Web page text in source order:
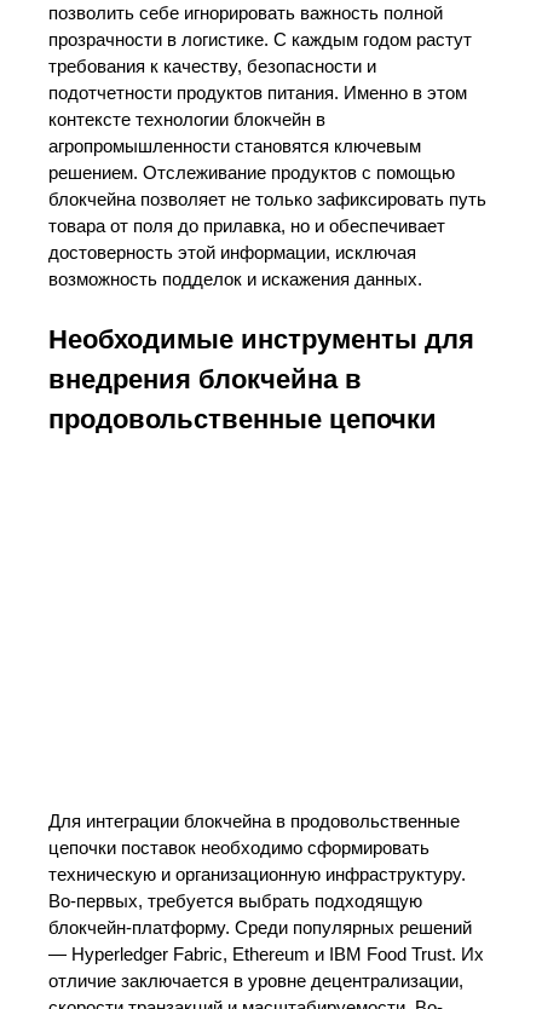
позволить себе игнорировать важность полной
прозрачности в логистике. С каждым годом растут
требования к качеству, безопасности и
подотчетности продуктов питания. Именно в этом
контексте технологии блокчейн в
агропромышленности становятся ключевым
решением. Отслеживание продуктов с помощью
блокчейна позволяет не только зафиксировать путь
товара от поля до прилавка, но и обеспечивает
достоверность этой информации, исключая
возможность подделок и искажения данных.
Необходимые инструменты для
внедрения блокчейна в
продовольственные цепочки
Для интеграции блокчейна в продовольственные
цепочки поставок необходимо сформировать
техническую и организационную инфраструктуру.
Во-первых, требуется выбрать подходящую
блокчейн-платформу. Среди популярных решений
— Hyperledger Fabric, Ethereum и IBM Food Trust. Их
отличие заключается в уровне децентрализации,